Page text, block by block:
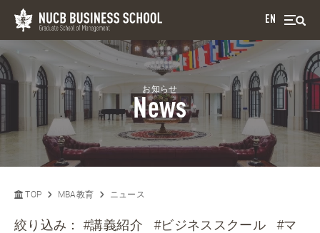
EN
お知らせ
News
TOP MBA教育 ニュース
絞り込み：#講義紹介 #ビジネススクール
#マ